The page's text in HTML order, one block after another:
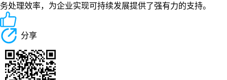
务处理效率，为企业实现可持续发展提供了强有力的支持。
分享